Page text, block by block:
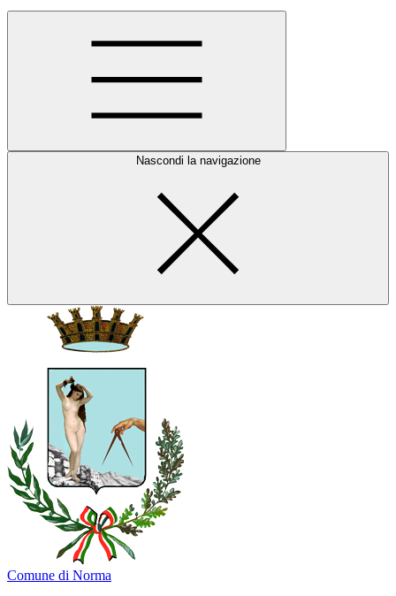
Nascondi la navigazione
Comune di Norma